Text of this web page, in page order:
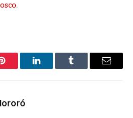
.
Pinterest LinkedInTumblr
E-